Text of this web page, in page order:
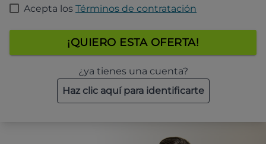
Acepta los Términos de contratación
¡QUIERO ESTA OFERTA!
¿ya tienes una cuenta?
Haz clic aquí para identificarte